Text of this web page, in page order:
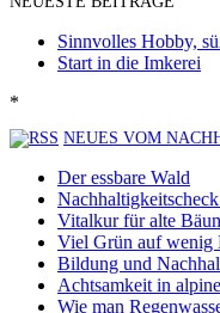
Sinnvolles Hobby,
Start in die Imkerei
*
NEUES VOM
Der essbare Wald
Vitalkur für alte
Viel Grün auf wenig
Bildung und
Achtsamkeit in
Wie man